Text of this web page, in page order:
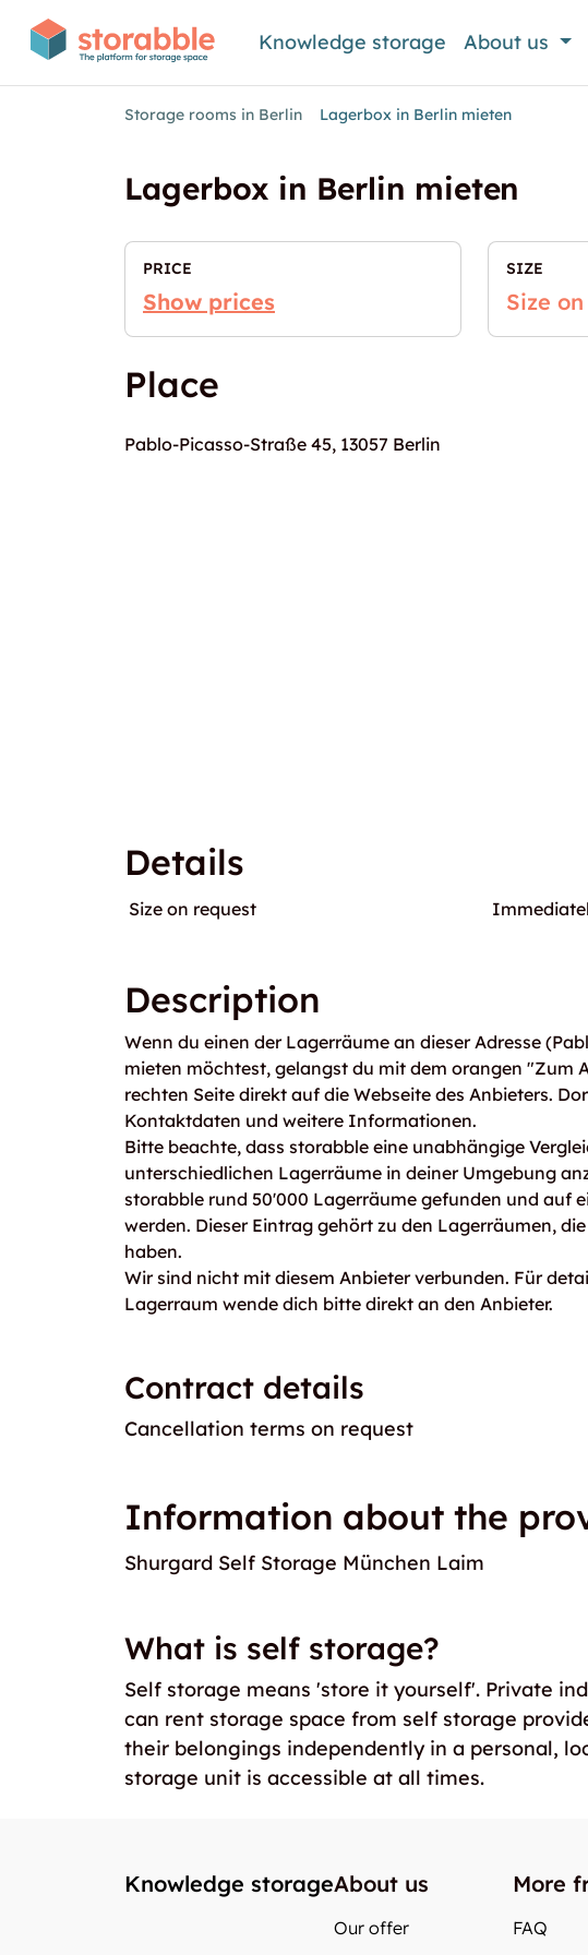
Knowledge storage About us
Storage rooms in Berlin Lagerbox in Berlin mieten
Lagerbox in Berlin mieten
PRICE
Show prices
SIZE
Size
Place
Pablo-Picasso-Straße 45, 13057 Berlin
Details
Size on request
Description
Wenn du einen der Lagerräume an dieser Adresse
mieten möchtest, gelangst du mit dem orangen "Zum
rechten Seite direkt auf die Webseite des Anbieters.
Kontaktdaten und weitere Informationen.
Bitte beachte, dass storabble eine unabhängige
unterschiedlichen Lagerräume in deiner Umgebung
storabble rund 50'000 Lagerräume gefunden und auf
werden. Dieser Eintrag gehört zu den Lagerräumen,
haben.
Wir sind nicht mit diesem Anbieter verbunden. Für
Lagerraum wende dich bitte direkt an den Anbieter.
Contract details
Cancellation terms on request
Information about the
Shurgard Self Storage München Laim
What is self storage?
Self storage means 'store it yourself'. Private
can rent storage space from self storage
their belongings independently in a personal,
storage unit is accessible at all times.
Knowledge storageAbout us
Our offer
More
FAQ